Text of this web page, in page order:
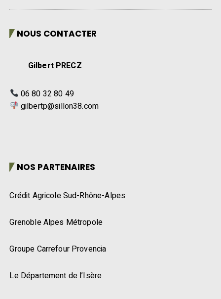
NOUS CONTACTER
Gilbert PRECZ
06 80 32 80 49
gilbertp@sillon38.com
NOS PARTENAIRES
Crédit Agricole Sud-Rhône-Alpes
Grenoble Alpes Métropole
Groupe Carrefour Provencia
Le Département de l’Isère